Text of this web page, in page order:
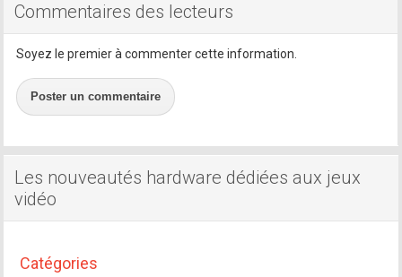
Commentaires des lecteurs
Soyez le premier à commenter cette information.
Poster un commentaire
Les nouveautés hardware dédiées aux jeux
vidéo
Catégories